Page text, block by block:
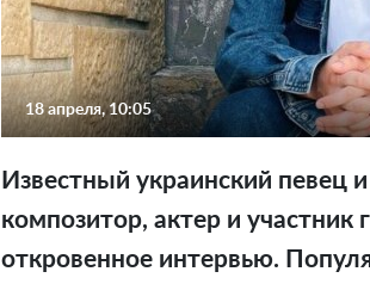
18 апреля, 10:05
Известный украинский певец
композитор, актер и участник
откровенное интервью.